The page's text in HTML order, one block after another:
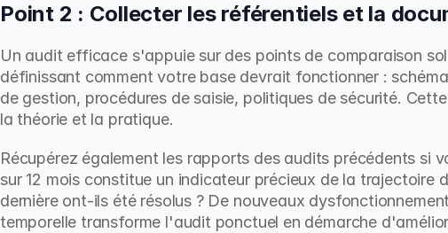
Point 2 : Collecter les référentiels et la
Un audit efficace s'appuie sur des points de comparaison
définissant comment votre base devrait fonctionner :
de gestion, procédures de saisie, politiques de sécurité.
la théorie et la pratique.
Récupérez également les rapports des audits précédents si
sur 12 mois constitue un indicateur précieux de la trajectoire
dernière ont-ils été résolus ? De nouveaux
temporelle transforme l'audit ponctuel en démarche